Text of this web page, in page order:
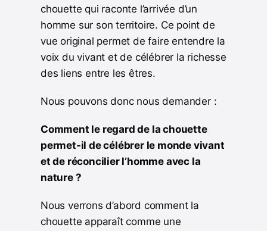
chouette qui raconte l’arrivée d’un
homme sur son territoire. Ce point de
vue original permet de faire entendre la
voix du vivant et de célébrer la richesse
des liens entre les êtres.
Nous pouvons donc nous demander :
Comment le regard de la chouette
permet-il de célébrer le monde vivant
et de réconcilier l’homme avec la
nature ?
Nous verrons d’abord comment la
chouette apparaît comme une